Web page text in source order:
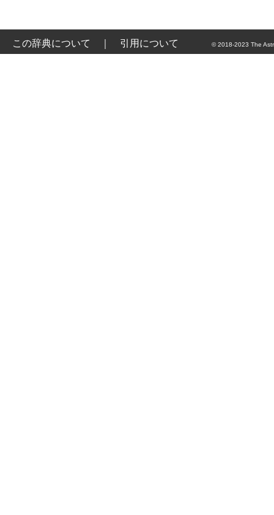
この辞典について 引用について © 2018-2023 The